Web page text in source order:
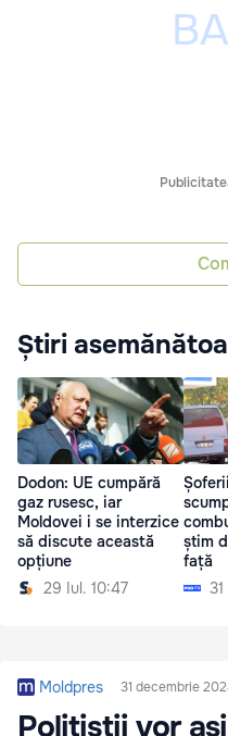
Știri
Dodon: UE cumpără
gaz rusesc, iar
Moldovei i se interzice
să discute această
opțiune
29 Iul. 10:47
știm
față
Moldpres 31 decembrie
Polițiștii vor